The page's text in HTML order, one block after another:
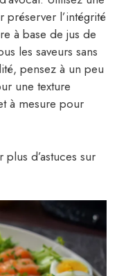
préserver l’intégrité
à base de jus de
les saveurs sans
pensez à un peu
une texture
à mesure pour
plus d’astuces sur